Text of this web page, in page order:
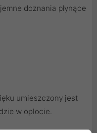
doznania płynące
umieszczony jest
w oplocie.